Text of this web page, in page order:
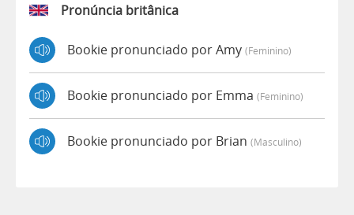
Pronúncia britânica
Bookie pronunciado por Amy (feminino)
Bookie pronunciado por Emma (feminino)
Bookie pronunciado por Brian (masculino)